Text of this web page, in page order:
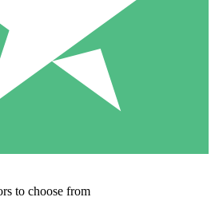
to choose from